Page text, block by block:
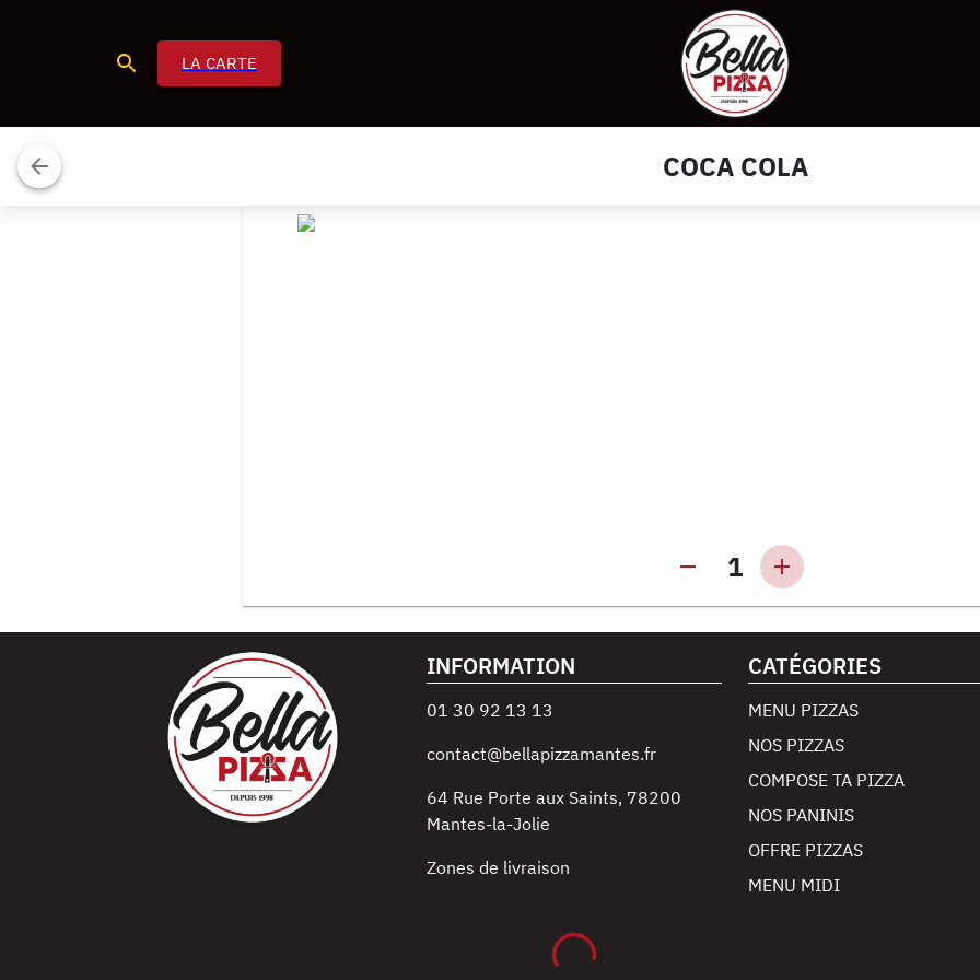
LA CARTE
COCA COLA
1
INFORMATION
01 30 92 13 13
contact@bellapizzamantes.fr
64 Rue Porte aux Saints, 78200
Mantes-la-Jolie
Zones de livraison
CATÉGORIES
MENU PIZZAS
NOS PIZZAS
COMPOSE TA PIZZA
NOS PANINIS
OFFRE PIZZAS
MENU MIDI